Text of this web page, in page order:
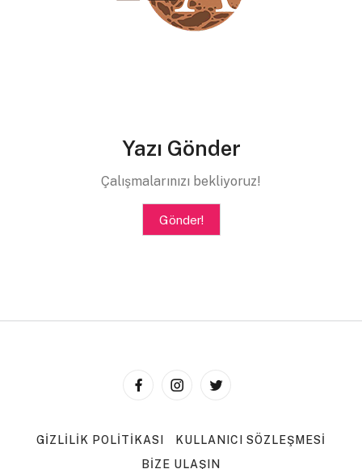
Yazı Gönder
Çalışmalarınızı bekliyoruz!
Gönder!
GIZLILIK POLITIKASI
KULLANICI SÖZLEŞMESI
BIZE ULAŞIN